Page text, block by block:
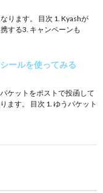
ります。 目次 1. Kyashが
する3. キャンペーンも
ールを使ってみる
ケットをポストで投函して
ます。 目次 1. ゆうパケット